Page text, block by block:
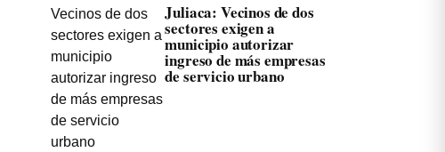
Juliaca: Vecinos de dos
sectores exigen a
municipio autorizar
ingreso de más empresas
de servicio urbano